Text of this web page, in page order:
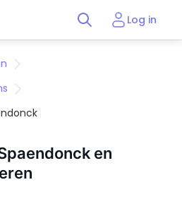
Log in
en